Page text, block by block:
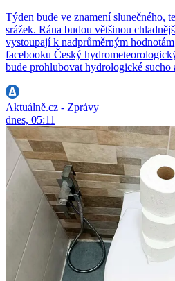
Týden bude ve znamení slunečného,
srážek. Rána budou většinou
vystoupají k nadprůměrným
facebooku Český
bude prohlubovat hydrologické sucho
Aktuálně.cz - Zprávy
dnes, 05:11